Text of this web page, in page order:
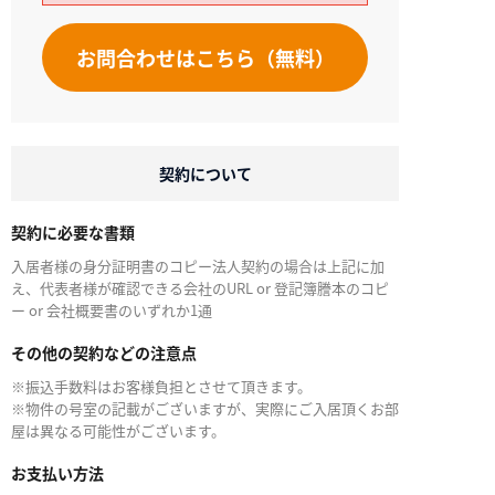
お問合わせはこちら（無料）
契約について
契約に必要な書類
入居者様の身分証明書のコピー法人契約の場合は上記に加
え、代表者様が確認できる会社のURL or 登記簿謄本のコピ
ー or 会社概要書のいずれか1通
その他の契約などの注意点
※振込手数料はお客様負担とさせて頂きます。
※物件の号室の記載がございますが、実際にご入居頂くお部
屋は異なる可能性がございます。
お支払い方法